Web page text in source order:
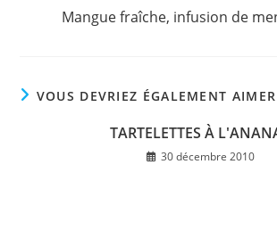
Mangue fraîche, infusion de
VOUS DEVRIEZ ÉGALEMENT AIMER
TARTELETTES À
30 décembre 2010